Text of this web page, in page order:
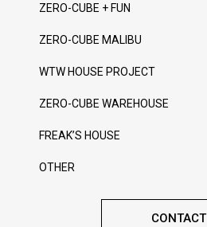
ZERO-CUBE + FUN
ZERO-CUBE MALIBU
WTW HOUSE PROJECT
ZERO-CUBE WAREHOUSE
FREAK’S HOUSE
OTHER
CONTACT